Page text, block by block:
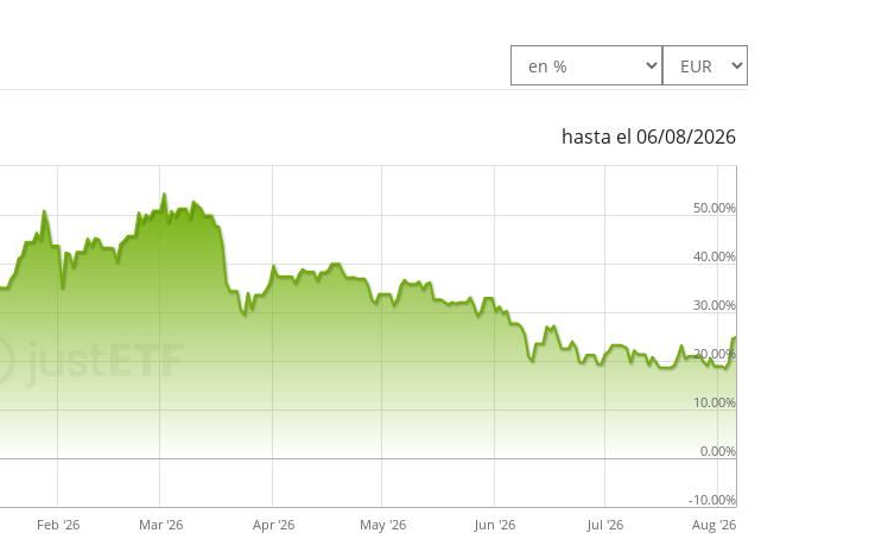
hasta el 06/08/2026
Feb '26 Mar '26 Apr '26 May '26 Jun '26 Jul '26 Aug '26
-10.00%
0.00%
10.00%
20.00%
30.00%
40.00%
50.00%